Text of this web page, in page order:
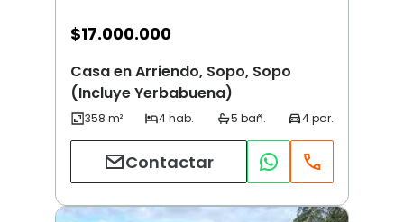
$17.000.000
Casa en Arriendo, Sopo, Sopo
(Incluye Yerbabuena)
Contactar